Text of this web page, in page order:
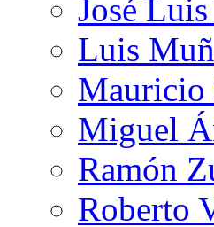
José
Luis
Mauricio
Miguel
Ramón
Roberto